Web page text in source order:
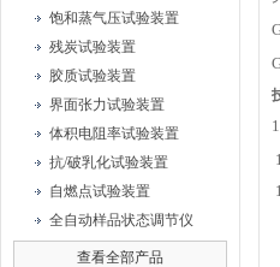
饱和蒸气压试验装置
残炭试验装置
胶质试验装置
界面张力试验装置
体积电阻率试验装置
抗/破乳化试验装置
自燃点试验装置
全自动样品状态调节仪
查看全部产品
1